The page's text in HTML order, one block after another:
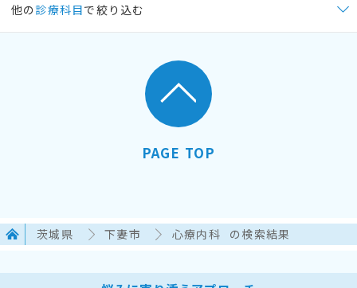
他の 診療科目で絞り込む
PAGE TOP
茨城県 下妻市 心療内科 の検索結果